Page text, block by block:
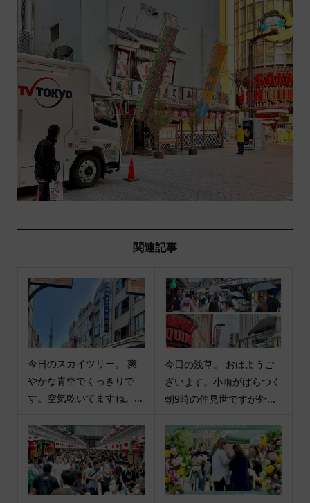
関連記事
今日のスカイツリー。 爽
やかな青空でくっきりで
す。空気乾いてますね。...
今日の浅草。 おはようご
ざいます。小雨がぱらつく
朝9時の仲見世ですが外...